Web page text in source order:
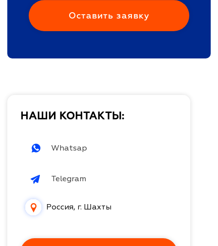
НАШИ КОНТАКТЫ:
Whatsap
Telegram
Россия, г. Шахты